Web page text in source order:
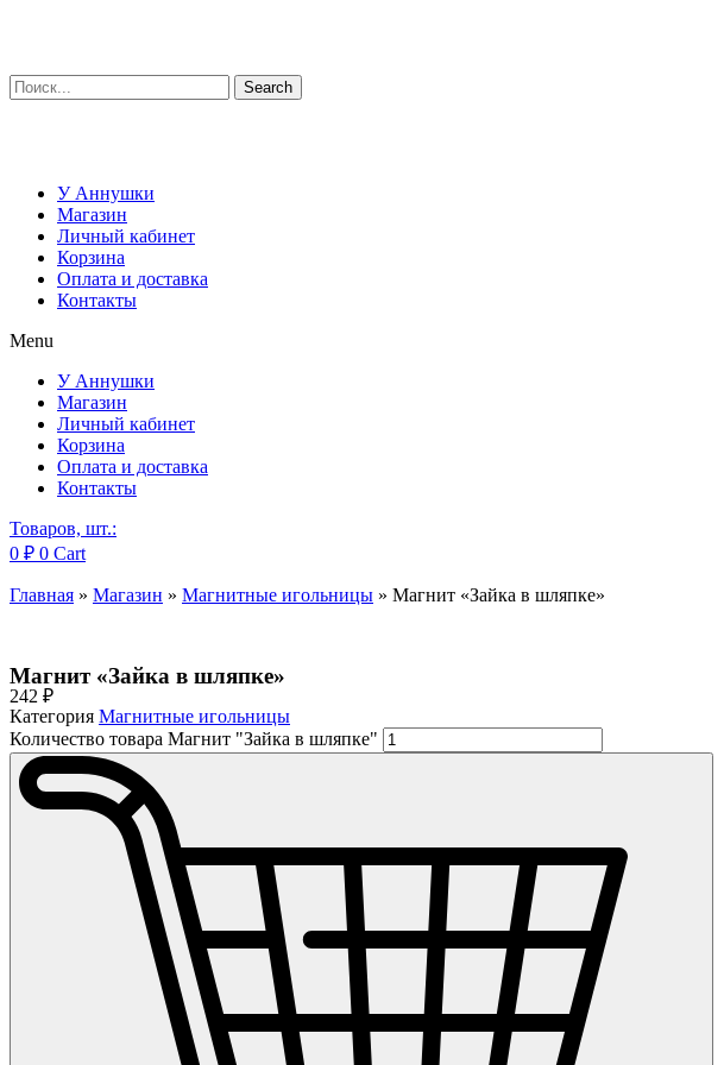
Search
У Аннушки
Магазин
Личный кабинет
Корзина
Оплата и доставка
Контакты
Menu
У Аннушки
Магазин
Личный кабинет
Корзина
Оплата и доставка
Контакты
Товаров, шт.:
0 ₽ 0 Cart
Главная » Магазин » Магнитные игольницы » Магнит «Зайка в шляпке»
Магнит «Зайка в шляпке»
242 ₽
Категория Магнитные игольницы
Количество товара Магнит "Зайка в шляпке"